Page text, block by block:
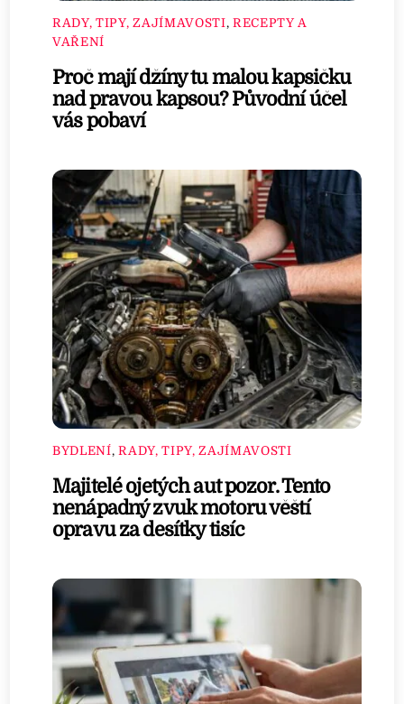
RADY, TIPY, ZAJÍMAVOSTI, RECEPTY A
VAŘENÍ
Proč mají džíny tu malou kapsičku
nad pravou kapsou? Původní účel
vás pobaví
BYDLENÍ,RADY, TIPY, ZAJÍMAVOSTI
Majitelé ojetých aut pozor. Tento
nenápadný zvuk motoru věští
opravu za desítky tisíc